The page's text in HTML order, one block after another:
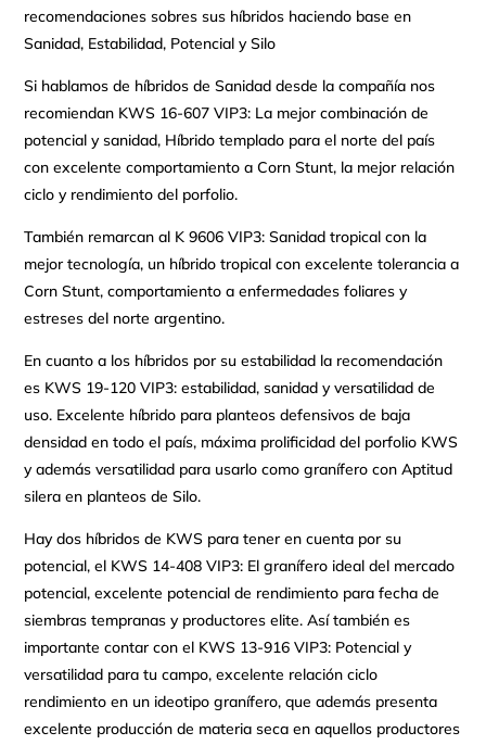
recomendaciones sobres sus híbridos haciendo base en
Sanidad, Estabilidad, Potencial y Silo
Si hablamos de híbridos de Sanidad desde la compañía nos
recomiendan KWS 16-607 VIP3: La mejor combinación de
potencial y sanidad, Híbrido templado para el norte del país
con excelente comportamiento a Corn Stunt, la mejor relación
ciclo y rendimiento del porfolio.
También remarcan al K 9606 VIP3: Sanidad tropical con la
mejor tecnología, un híbrido tropical con excelente tolerancia a
Corn Stunt, comportamiento a enfermedades foliares y
estreses del norte argentino.
En cuanto a los híbridos por su estabilidad la recomendación
es KWS 19-120 VIP3: estabilidad, sanidad y versatilidad de
uso. Excelente híbrido para planteos defensivos de baja
densidad en todo el país, máxima prolificidad del porfolio KWS
y además versatilidad para usarlo como granífero con Aptitud
silera en planteos de Silo.
Hay dos híbridos de KWS para tener en cuenta por su
potencial, el KWS 14-408 VIP3: El granífero ideal del mercado
potencial, excelente potencial de rendimiento para fecha de
siembras tempranas y productores elite. Así también es
importante contar con el KWS 13-916 VIP3: Potencial y
versatilidad para tu campo, excelente relación ciclo
rendimiento en un ideotipo granífero, que además presenta
excelente producción de materia seca en aquellos productores